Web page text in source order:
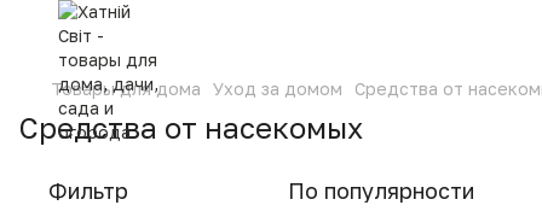
Товары для дома Уход за домом Средства от
Средства от насекомых
Фильтр По популярности